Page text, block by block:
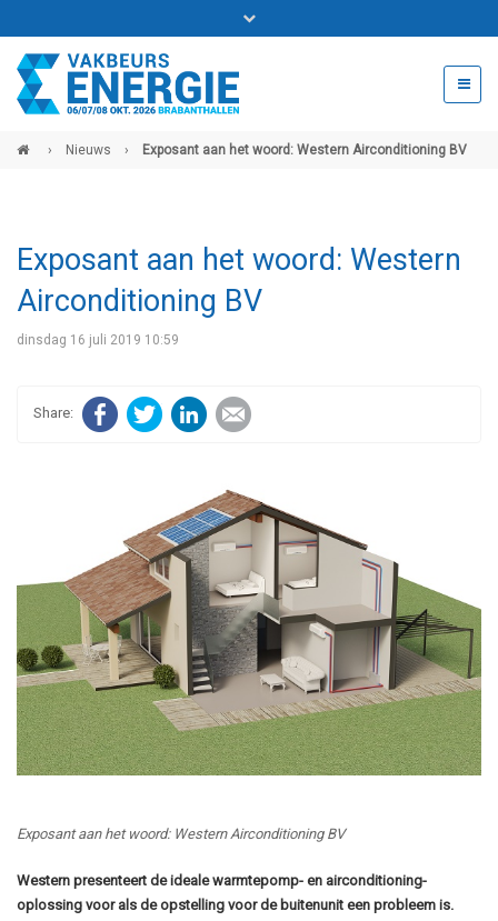
Bel ons voor info 0294 - 74 50 70
beurs@54events.nl
› Nieuws › Exposant aan het woord: Western Airconditioning BV
Exposant aan het woord: Western
Airconditioning BV
dinsdag 16 juli 2019 10:59
FacebookTwitter LinkedIn
Exposant aan het woord: Western Airconditioning BV
Western presenteert de ideale warmtepomp- en airconditioning-
oplossing voor als de opstelling voor de buitenunit een probleem is.